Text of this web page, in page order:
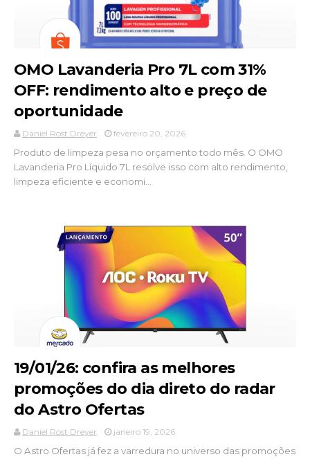
OMO Lavanderia Pro 7L com 31%
OFF: rendimento alto e preço de
oportunidade
Daniel Rost Dreyer fevereiro 20, 2026
Produto de limpeza pesa no orçamento todo mês. O OMO
Lavanderia Pro Líquido 7L resolve isso com alto rendimento,
limpeza eficiente e economi...
19/01/26: confira as melhores
promoções do dia direto do radar
do Astro Ofertas
Daniel Rost Dreyer janeiro 19, 2026
O Astro Ofertas já fez a varredura no universo das promoções